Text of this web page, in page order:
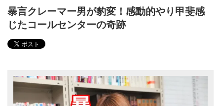
暴言クレーマー男が豹変！感動的やり甲斐感
じたコールセンターの奇跡